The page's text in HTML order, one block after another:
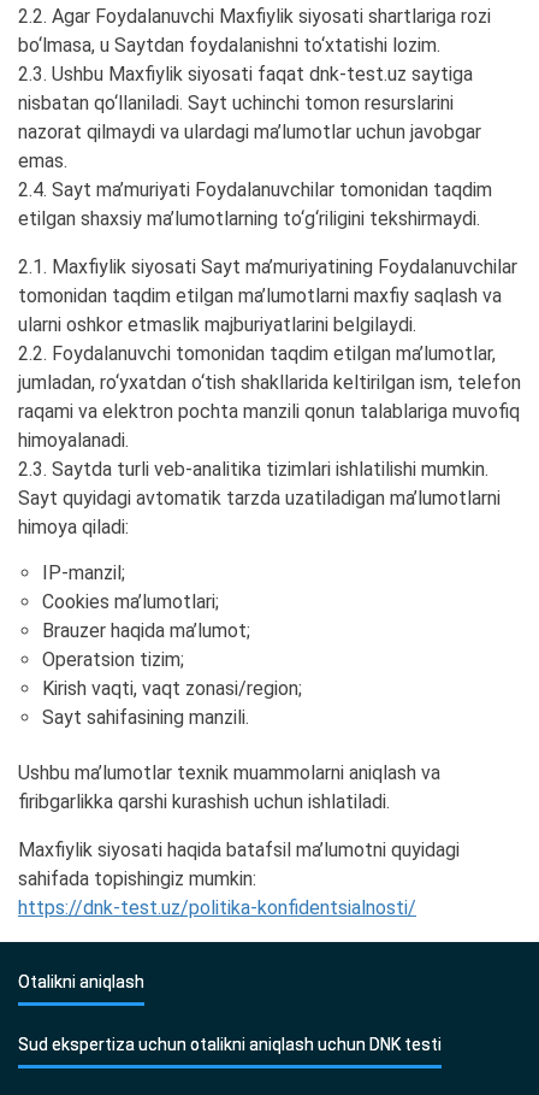
2.2. Agar Foydalanuvchi Maxfiylik siyosati shartlariga rozi
bo‘lmasa, u Saytdan foydalanishni to‘xtatishi lozim.
2.3. Ushbu Maxfiylik siyosati faqat dnk-test.uz saytiga
nisbatan qo‘llaniladi. Sayt uchinchi tomon resurslarini
nazorat qilmaydi va ulardagi ma’lumotlar uchun javobgar
emas.
2.4. Sayt ma’muriyati Foydalanuvchilar tomonidan taqdim
etilgan shaxsiy ma’lumotlarning to‘g‘riligini tekshirmaydi.
2.1. Maxfiylik siyosati Sayt ma’muriyatining Foydalanuvchilar
tomonidan taqdim etilgan ma’lumotlarni maxfiy saqlash va
ularni oshkor etmaslik majburiyatlarini belgilaydi.
2.2. Foydalanuvchi tomonidan taqdim etilgan ma’lumotlar,
jumladan, ro‘yxatdan o‘tish shakllarida keltirilgan ism, telefon
raqami va elektron pochta manzili qonun talablariga muvofiq
himoyalanadi.
2.3. Saytda turli veb-analitika tizimlari ishlatilishi mumkin.
Sayt quyidagi avtomatik tarzda uzatiladigan ma’lumotlarni
himoya qiladi:
IP-manzil;
Cookies ma’lumotlari;
Brauzer haqida ma’lumot;
Operatsion tizim;
Kirish vaqti, vaqt zonasi/region;
Sayt sahifasining manzili.
Ushbu ma’lumotlar texnik muammolarni aniqlash va
firibgarlikka qarshi kurashish uchun ishlatiladi.
Maxfiylik siyosati haqida batafsil ma’lumotni quyidagi
sahifada topishingiz mumkin:
https://dnk-test.uz/politika-konfidentsialnosti/
Otalikni aniqlash
Sud ekspertiza uchun otalikni aniqlash uchun DNK testi